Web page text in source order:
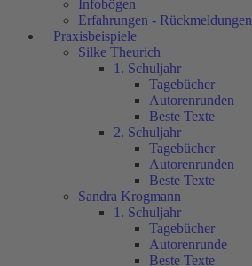
Infobögen
Erfahrungen - Rückmeldungen
Praxisbeispiele
Silke Theurich
1. Schuljahr
Tagebücher
Autorenrunden
Beste Texte
2. Schuljahr
Tagebücher
Autorenrunden
Beste Texte
Sandra Krogmann
1. Schuljahr
Tagebücher
Autorenrunde
Beste Texte